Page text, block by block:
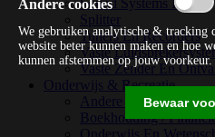
Sound Systems Hi-fi
Splitter
Tuners En Recorders
Vaste
Vaste Zender En
Onderwijs & Recreatie
Andere
Boekhouding /
Andere cookies
We gebruiken analytische & tracking
website beter kunnen maken en hoe
kunnen afstemmen op jouw voorkeur.
Bewaar